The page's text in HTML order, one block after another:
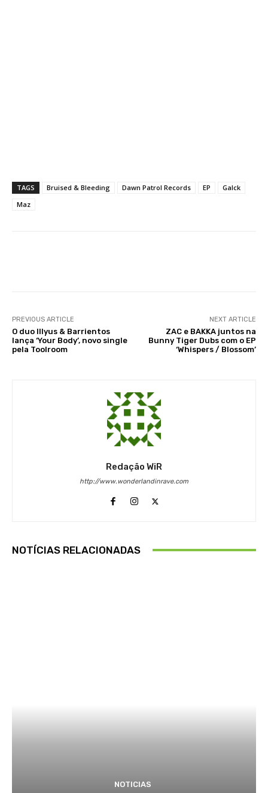
TAGS Bruised & Bleeding Dawn Patrol Records EP
Galck
Maz
PREVIOUS ARTICLE
O duo Illyus & Barrientos
lança ‘Your Body’, novo single
pela Toolroom
NEXT ARTICLE
ZAC e BAKKA juntos na
Bunny Tiger Dubs com o EP
‘Whispers / Blossom’
Redação WiR
http://www.wonderlandinrave.com
NOTÍCIAS RELACIONADAS
NOTICIAS